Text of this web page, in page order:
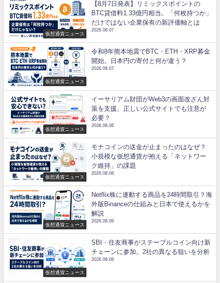
仮想通貨ニュース
【8月7日発表】リミックスポイントの
BTC貸借料1.33億円相当。「何枚持つか」
だけではない企業保有の新評価軸とは
2026.08.07
仮想通貨ニュース
令和8年熊本地震でBTC・ETH・XRP募金
開始。日本円の寄付と何が違う？
2026.08.07
仮想通貨ニュース
イーサリアム財団がWeb3の画面改ざん対
策を支援。正しい公式サイトでも注意が
必要？
2026.08.06
仮想通貨ニュース
モナコインの送金が止まったのはなぜ？
小規模な仮想通貨が抱える「ネットワー
ク維持」の課題
2026.08.06
仮想通貨ニュース
Netflix株に連動する商品を24時間取引？海
外版Binanceの仕組みと日本で使えるかを
解説
2026.08.06
仮想通貨ニュース
SBI・住友商事がステーブルコイン向け新
チェーンに参加。2社の異なる狙いを分析
2026.08.06